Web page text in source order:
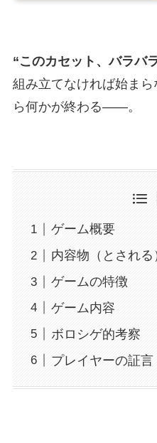
“このカセット、バラバ
組み立てなければ始ま
ら何かが終わる――。
ゲーム概要
内容物（とされる
ゲームの特徴
ゲーム内容
ボロシゲ的考察
プレイヤーの証言